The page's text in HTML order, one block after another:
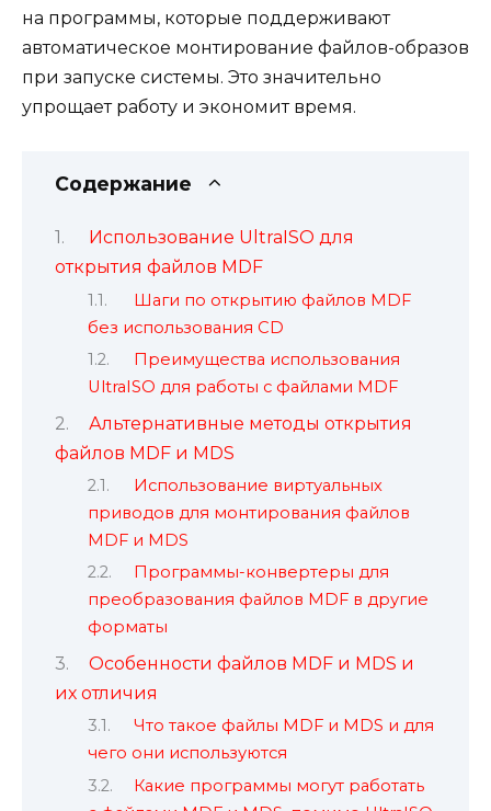
на программы, которые поддерживают
автоматическое монтирование файлов-образов
при запуске системы. Это значительно
упрощает работу и экономит время.
Содержание
Использование UltraISO для
открытия файлов MDF
Шаги по открытию файлов MDF
без использования CD
Преимущества использования
UltraISO для работы с файлами MDF
Альтернативные методы открытия
файлов MDF и MDS
Использование виртуальных
приводов для монтирования файлов
MDF и MDS
Программы-конвертеры для
преобразования файлов MDF в другие
форматы
Особенности файлов MDF и MDS и
их отличия
Что такое файлы MDF и MDS и для
чего они используются
Какие программы могут работать